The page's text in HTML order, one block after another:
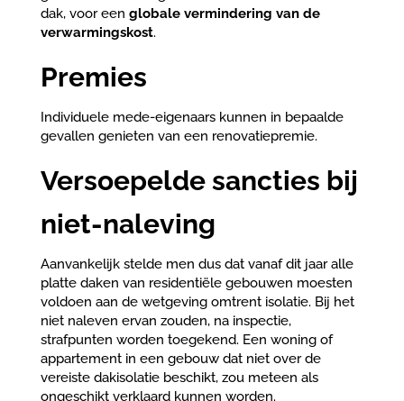
dak, voor een globale vermindering van de
verwarmingskost.
Premies
Individuele mede-eigenaars kunnen in bepaalde
gevallen genieten van een renovatiepremie.
Versoepelde sancties bij
niet-naleving
Aanvankelijk stelde men dus dat vanaf dit jaar alle
platte daken van residentiële gebouwen moesten
voldoen aan de wetgeving omtrent isolatie. Bij het
niet naleven ervan zouden, na inspectie,
strafpunten worden toegekend. Een woning of
appartement in een gebouw dat niet over de
vereiste dakisolatie beschikt, zou meteen als
ongeschikt verklaard kunnen worden.